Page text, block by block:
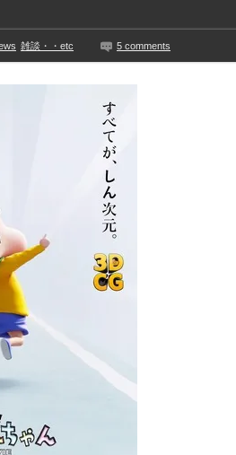
括を踏まえ、適...
ｗｗｗｗ
巨大マネ...
咲遥】
自民批判！」...
1週間もしないう...
させない方法教え...
ラのライバルに...
ｗｗｗｗｗｗｗｗ...
ｗｗｗｗｗ
【YG】
雑談・・etc 5 comments